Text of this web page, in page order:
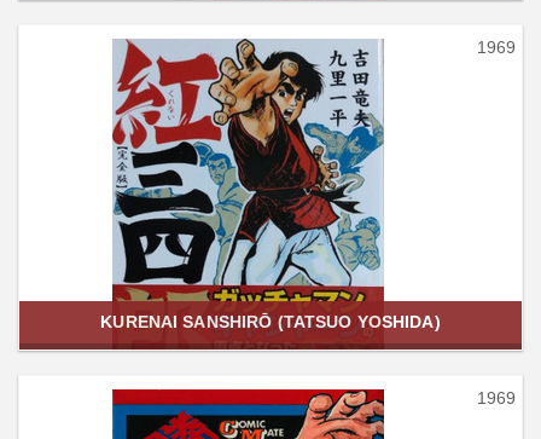
1969
KURENAI SANSHIRŌ (TATSUO YOSHIDA)
1969